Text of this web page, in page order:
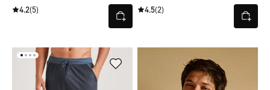
4.2(5) 4.5(2)